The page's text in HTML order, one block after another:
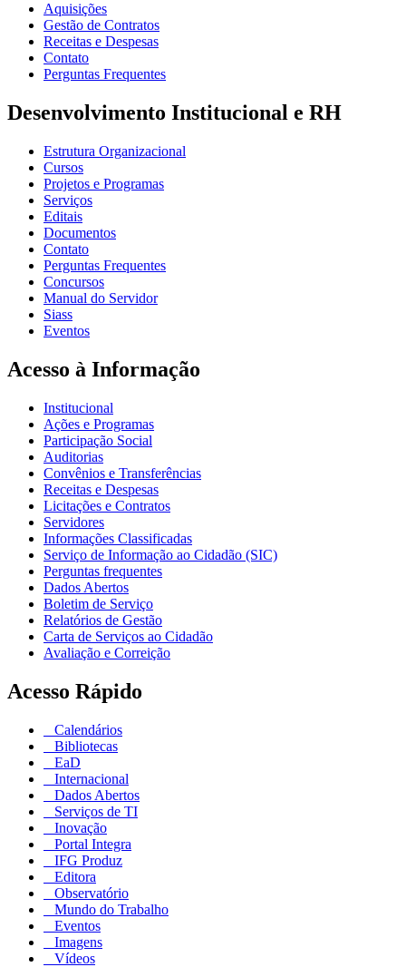
Aquisições
Gestão de Contratos
Receitas e Despesas
Contato
Perguntas Frequentes
Desenvolvimento Institucional e RH
Estrutura Organizacional
Cursos
Projetos e Programas
Serviços
Editais
Documentos
Contato
Perguntas Frequentes
Concursos
Manual do Servidor
Siass
Eventos
Acesso à Informação
Institucional
Ações e Programas
Participação Social
Auditorias
Convênios e Transferências
Receitas e Despesas
Licitações e Contratos
Servidores
Informações Classificadas
Serviço de Informação ao Cidadão (SIC)
Perguntas frequentes
Dados Abertos
Boletim de Serviço
Relatórios de Gestão
Carta de Serviços ao Cidadão
Avaliação e Correição
Acesso Rápido
Calendários
Bibliotecas
EaD
Internacional
Dados Abertos
Serviços de TI
Inovação
Portal Integra
IFG Produz
Editora
Observatório
Mundo do Trabalho
Eventos
Imagens
Vídeos